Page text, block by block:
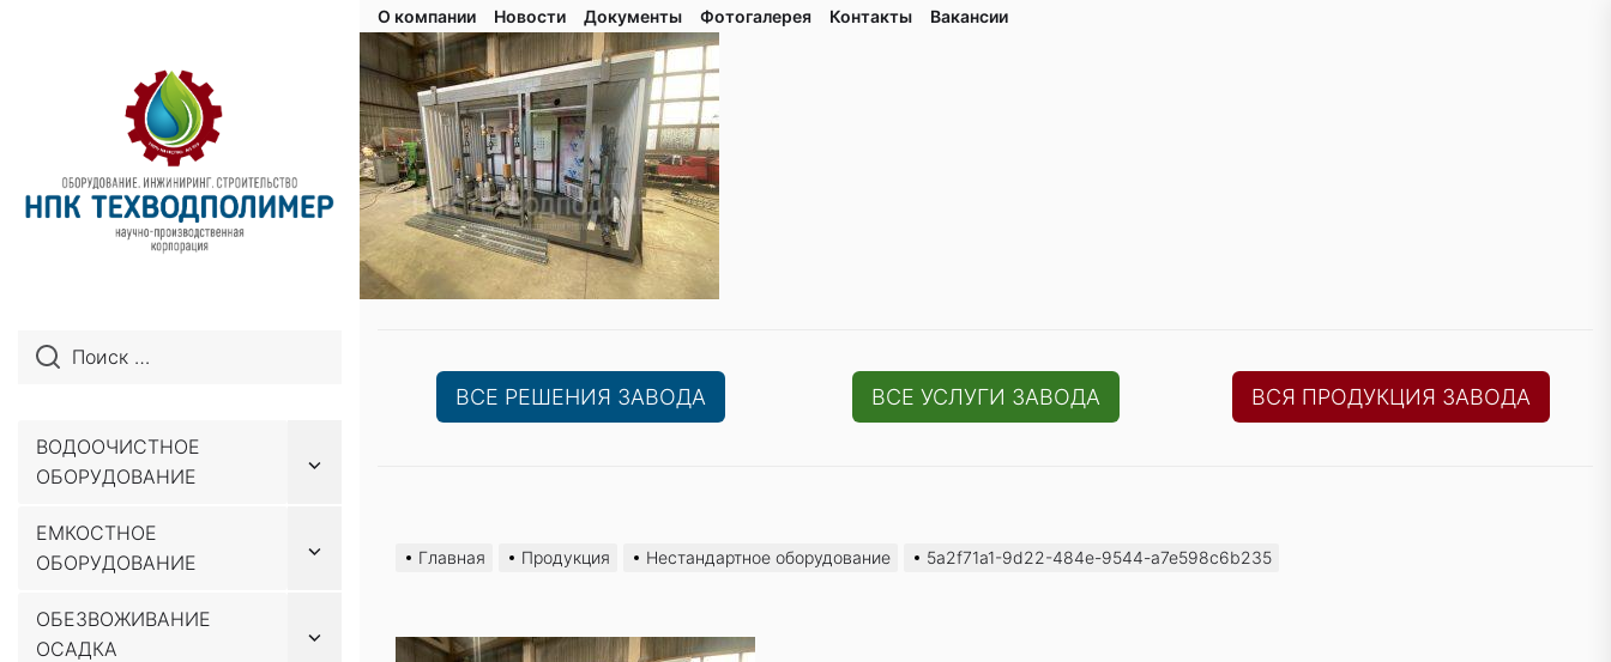
ВСЕ РЕШЕНИЯ ЗАВОДА ВСЕ УСЛУГИ ЗАВОДА ВСЯ ПРОДУКЦИЯ ЗАВОДА
ВОДООЧИСТНОЕ
ОБОРУДОВАНИЕ
Показывать
ЕМКОСТНОЕ
ОБОРУДОВАНИЕ
Показывать
ОБЕЗВОЖИВАНИЕ
ОСАДКА
Показывать
Главная Продукция Нестандартное оборудование 5a2f71a1-9d22-484e-9544-a7e598c6b235
О компании Новости Документы Фотогалерея Контaкты Вакaнсии